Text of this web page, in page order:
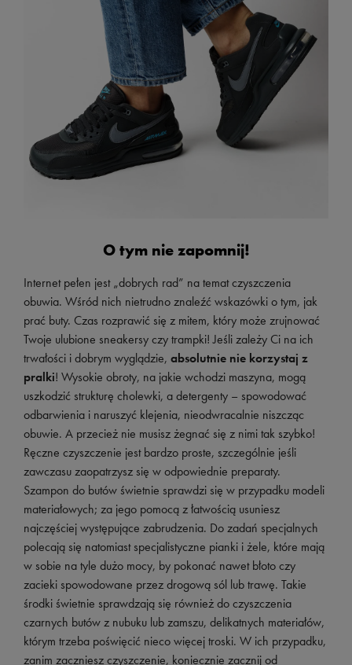
O tym nie zapomnij!
Internet pełen jest „dobrych rad” na temat czyszczenia
obuwia. Wśród nich nietrudno znaleźć wskazówki o tym, jak
prać buty. Czas rozprawić się z mitem, który może zrujnować
Twoje ulubione sneakersy czy trampki! Jeśli zależy Ci na ich
trwałości i dobrym wyglądzie, absolutnie nie korzystaj z
pralki! Wysokie obroty, na jakie wchodzi maszyna, mogą
uszkodzić strukturę cholewki, a detergenty – spowodować
odbarwienia i naruszyć klejenia, nieodwracalnie niszcząc
obuwie. A przecież nie musisz żegnać się z nimi tak szybko!
Ręczne czyszczenie jest bardzo proste, szczególnie jeśli
zawczasu zaopatrzysz się w odpowiednie preparaty.
Szampon do butów świetnie sprawdzi się w przypadku modeli
materiałowych; za jego pomocą z łatwością usuniesz
najczęściej występujące zabrudzenia. Do zadań specjalnych
polecają się natomiast specjalistyczne pianki i żele, które mają
w sobie na tyle dużo mocy, by pokonać nawet błoto czy
zacieki spowodowane przez drogową sól lub trawę. Takie
środki świetnie sprawdzają się również do czyszczenia
czarnych butów z nubuku lub zamszu, delikatnych materiałów,
którym trzeba poświęcić nieco więcej troski. W ich przypadku,
zanim zaczniesz czyszczenie, koniecznie zacznij od